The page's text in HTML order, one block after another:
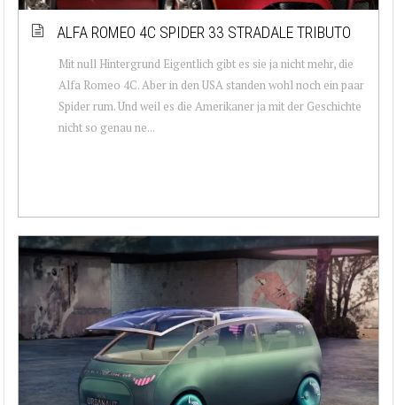
ALFA ROMEO 4C SPIDER 33 STRADALE TRIBUTO
Mit null Hintergrund Eigentlich gibt es sie ja nicht mehr, die
Alfa Romeo 4C. Aber in den USA standen wohl noch ein paar
Spider rum. Und weil es die Amerikaner ja mit der Geschichte
nicht so genau ne...